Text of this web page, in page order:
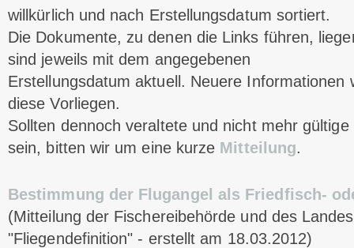
willkürlich und nach Erstellungsdatum sortiert.
Die Dokumente, zu denen die Links führen,
sind jeweils mit dem angegebenen
Erstellungsdatum aktuell. Neuere Informationen
diese Vorliegen.
Sollten dennoch veraltete und nicht mehr
sein, bitten wir um eine kurze Mitteilung.
Bestimmung der Flugangel als Friedfisch-
(Mitteilung der Fischereibehörde und des
"Fliegendefinition" - erstellt am 18.03.2012)